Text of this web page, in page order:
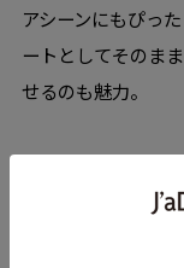
アシーンにもぴっ
ートとしてそのま
せるのも魅力。